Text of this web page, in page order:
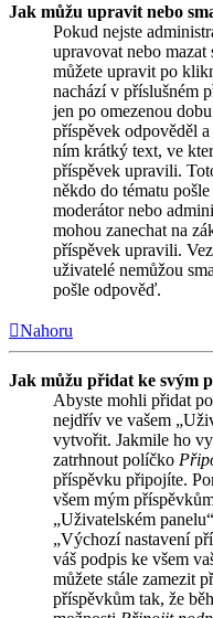
Jak můžu upravit nebo
Pokud nejste
upravovat nebo
můžete upravit po
nachází v příslušném
jen po omezenou
příspěvek odpověděl
ním krátký text, ve
příspěvek upravili.
někdo do tématu
moderátor nebo
mohou zanechat na
příspěvek upravili.
uživatelé nemůžou
pošle odpověď.
Nahoru
Jak můžu přidat ke svým
Abyste mohli přidat
nejdřív ve vašem
vytvořit. Jakmile ho
zatrhnout políčko
příspěvku připojíte.
všem mým
„Uživatelském
„Výchozí nastavení
váš podpis ke všem
můžete stále zamezit
příspěvkům tak, že